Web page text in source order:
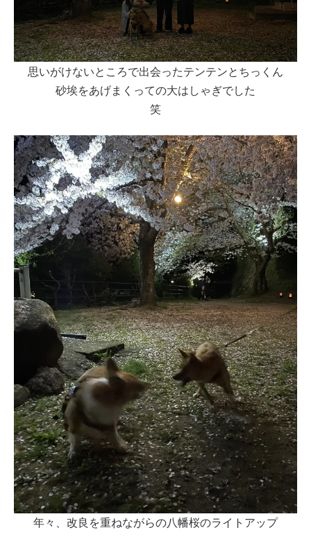
思いがけないところで出会ったテンテンとちっくん
砂埃をあげまくっての大はしゃぎでした
笑
年々、改良を重ねながらの八幡桜のライトアップ